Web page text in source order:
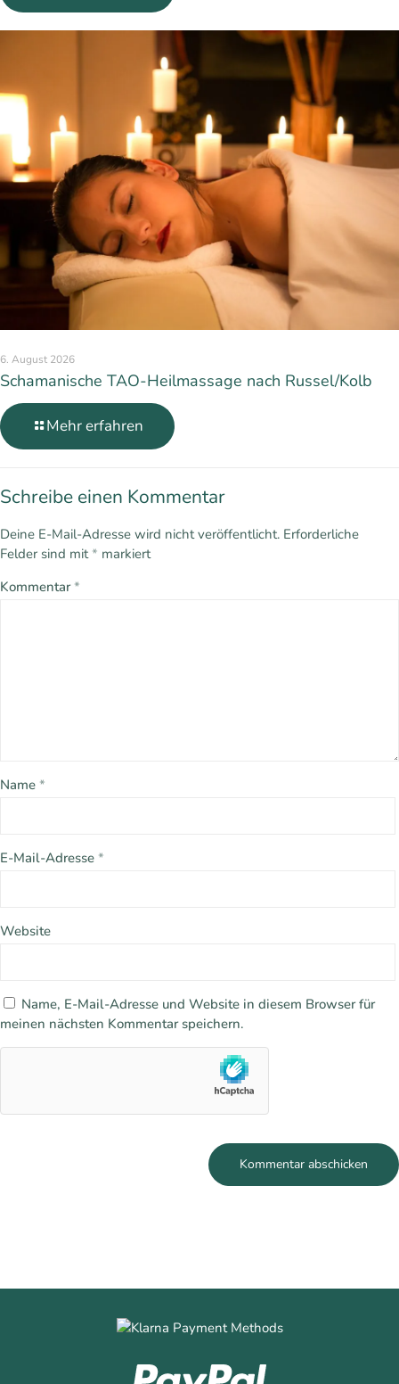
6. August 2026
Schamanische TAO-Heilmassage nach Russel/Kolb
Mehr erfahren
Schreibe einen Kommentar
Deine E-Mail-Adresse wird nicht veröffentlicht. Erforderliche
Felder sind mit * markiert
Kommentar *
Name *
E-Mail-Adresse *
Website
Name, E-Mail-Adresse und Website in diesem Browser für
meinen nächsten Kommentar speichern.